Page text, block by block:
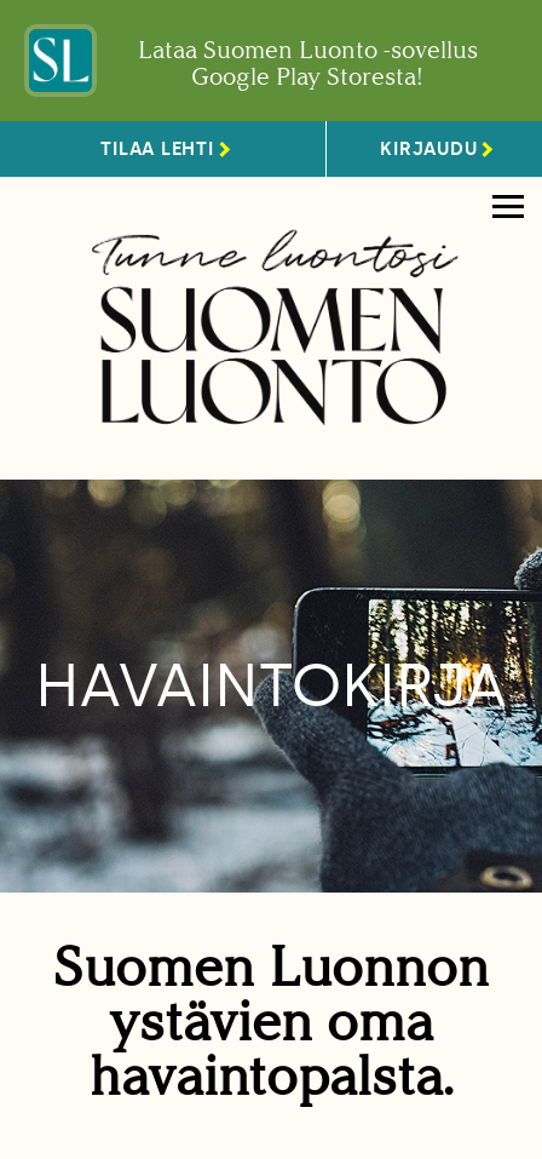
Lataa Suomen Luonto -sovellus
Google Play Storesta!
TILAA LEHTI KIRJAUDU
HAVAINTOKIRJA
Suomen Luonnon
ystävien oma
havaintopalsta.